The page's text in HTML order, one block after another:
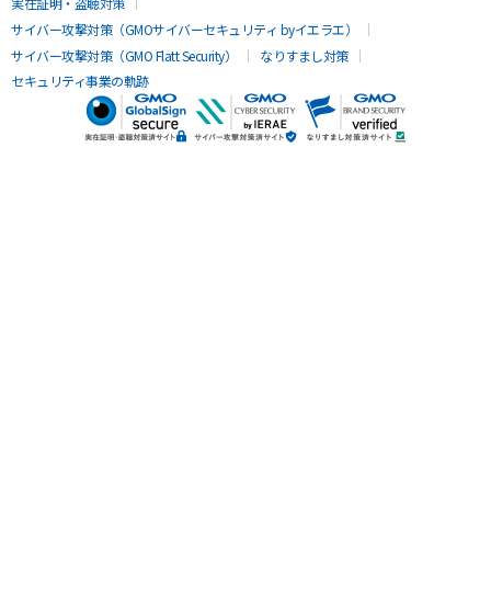
サイバー攻撃対策（GMOサイバーセキュリティ byイエラエ）
サイバー攻撃対策（GMO Flatt Security）
なりすまし対策
セキュリティ事業の軌跡